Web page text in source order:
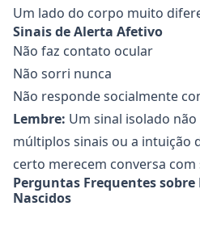
Um lado do corpo muito
Sinais de Alerta Afetivo
Não faz contato ocular
Não sorri nunca
Não responde socialmente
Lembre: Um sinal isolado
múltiplos sinais ou a intuição
certo merecem conversa com
Perguntas Frequentes sobre
Nascidos